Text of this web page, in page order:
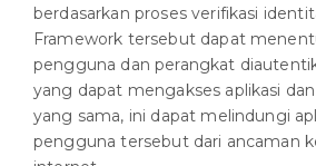
berdasarkan proses verifikasi
Framework tersebut dapat
pengguna dan perangkat
yang dapat mengakses aplikasi
yang sama, ini dapat melindungi
pengguna tersebut dari ancaman